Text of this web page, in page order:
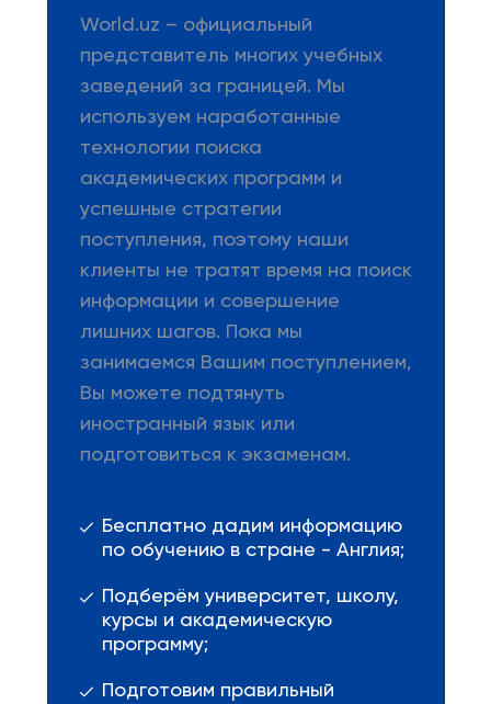
World.uz – официальный
представитель многих учебных
заведений за границей. Мы
используем наработанные
технологии поиска
академических программ и
успешные стратегии
поступления, поэтому наши
клиенты не тратят время на поиск
информации и совершение
лишних шагов. Пока мы
занимаемся Вашим поступлением,
Вы можете подтянуть
иностранный язык или
подготовиться к экзаменам.
Бесплатно дадим информацию
по обучению в стране - Англия;
Подберём университет, школу,
курсы и академическую
программу;
Подготовим правильный